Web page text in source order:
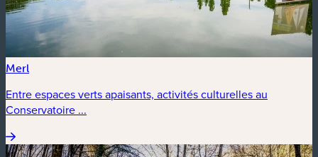
Merl
Entre espaces verts apaisants, activités culturelles au
Conservatoire ...